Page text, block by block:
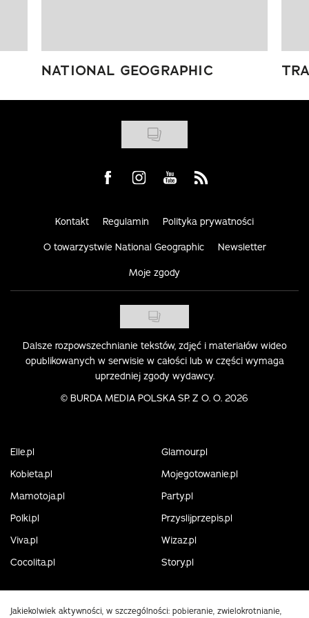
NATIONAL GEOGRAPHIC
Visit us on Facebook
Visit us on Instagram
Visit us on Youtube
Visit us on Rss
Kontakt Regulamin Polityka prywatności
O towarzystwie National Geographic Newsletter
Moje zgody
Dalsze rozpowszechnianie tekstów, zdjęć i materiałów wideo
opublikowanych w serwisie w całości lub w części wymaga
uprzedniej zgody wydawcy.
© BURDA MEDIA POLSKA SP. Z O. O. 2026
Elle.pl
Glamour.pl
Kobieta.pl
Mojegotowanie.pl
Mamotoja.pl
Party.pl
Polki.pl
Przyslijprzepis.pl
Viva.pl
Wizaz.pl
Cocolita.pl
Story.pl
Jakiekolwiek aktywności, w szczególności: pobieranie, zwielokrotnianie,